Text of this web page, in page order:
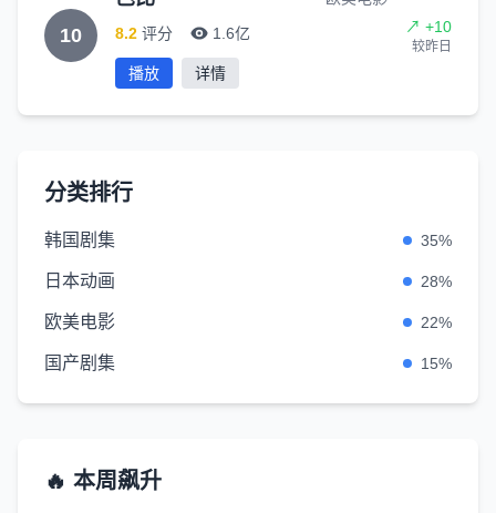
10
8.2 评分 1.6亿
播放 详情
↗ +10
较昨日
分类排行
韩国剧集 35%
日本动画 28%
欧美电影 22%
国产剧集 15%
🔥 本周飙升